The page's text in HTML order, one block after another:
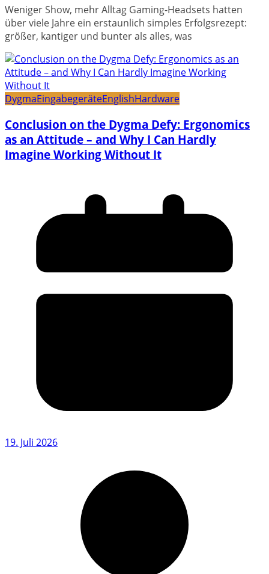
Weniger Show, mehr Alltag Gaming-Headsets hatten
über viele Jahre ein erstaunlich simples Erfolgsrezept:
größer, kantiger und bunter als alles, was
DygmaEingabegeräteEnglishHardware
Conclusion on the Dygma Defy: Ergonomics
as an Attitude – and Why I Can Hardly
Imagine Working Without It
19. Juli 2026